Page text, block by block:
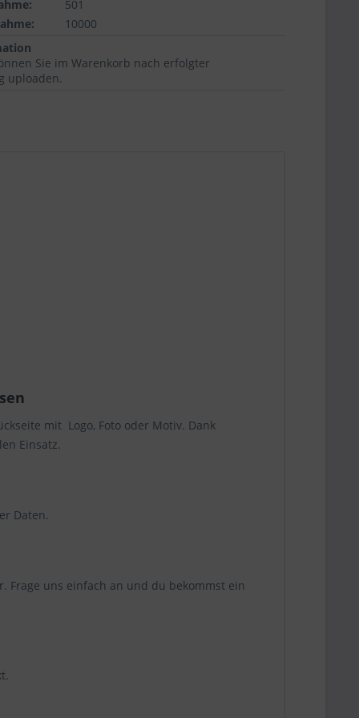
501
10000
Sie im Warenkorb nach erfolgter
uploaden.
mit Logo, Foto oder Motiv. Dank
Einsatz.
Daten.
Frage uns einfach an und du bekommst ein